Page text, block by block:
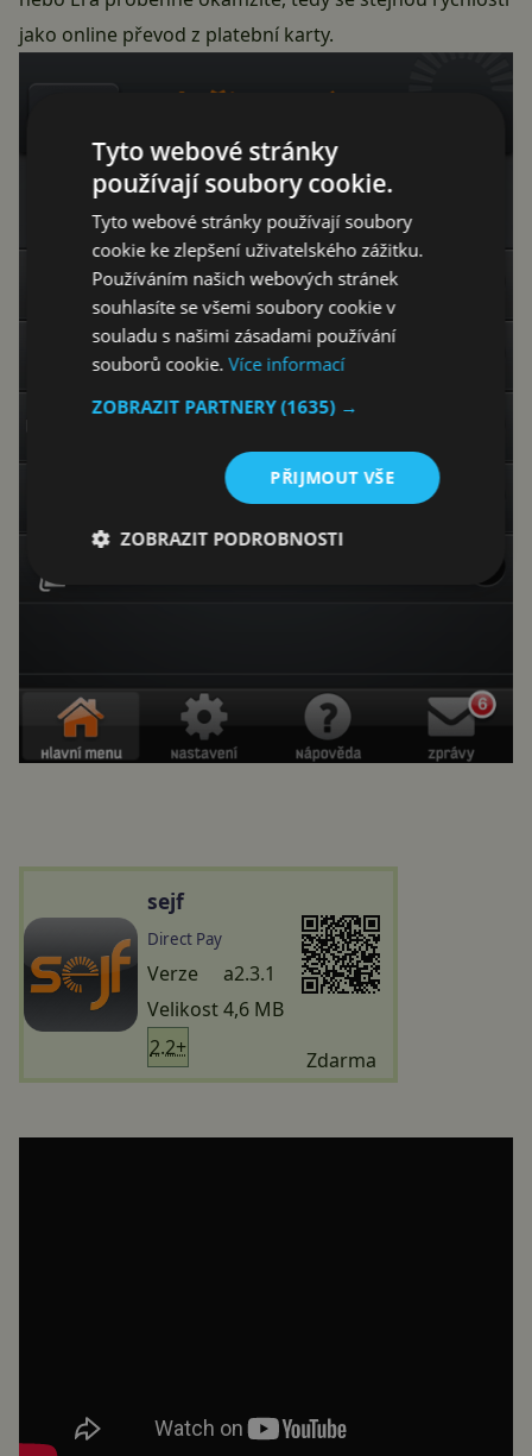
jako online převod z platební karty.
sejf
Direct Pay
Verze
a2.3.1
Velikost4,6 MB
2.2+
Zdarma
Tyto webové stránky
používají soubory cookie.
Tyto webové stránky používají soubory
cookie ke zlepšení uživatelského zážitku.
Používáním našich webových stránek
souhlasíte se všemi soubory cookie v
souladu s našimi zásadami používání
souborů cookie.Více informací
ZOBRAZIT PARTNERY(1635) →
PŘIJMOUT VŠE
ZOBRAZIT PODROBNOSTI